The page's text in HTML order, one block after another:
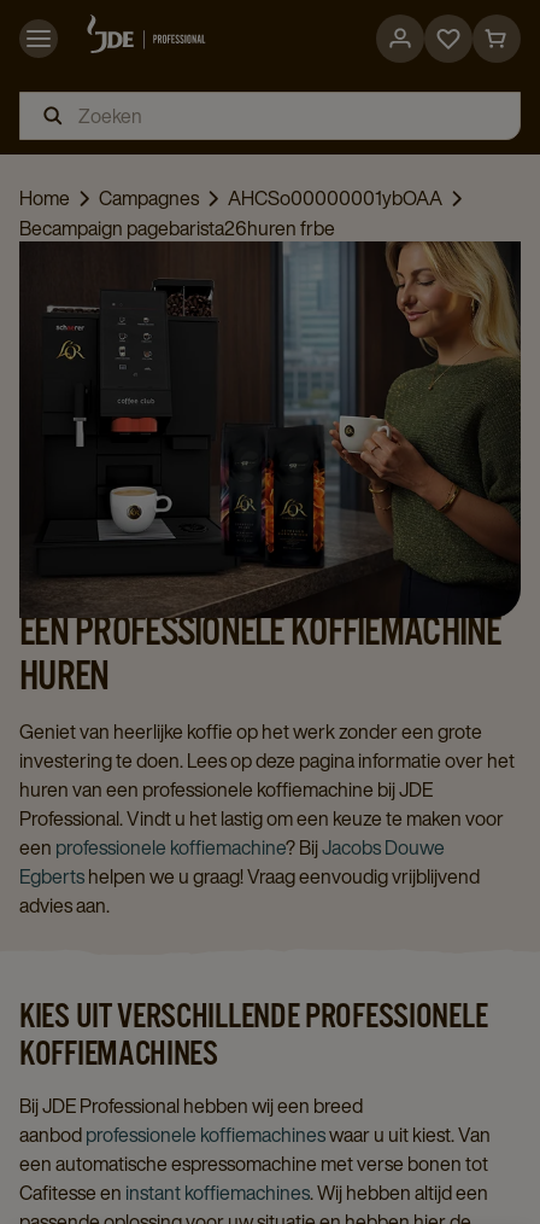
Go
page
Go
page
Home Campagnes
AHCSo00000001ybOAA
Becampaign pagebarista26huren frbe
EEN PROFESSIONELE KOFFIEMACHINE
HUREN
Geniet van heerlijke koffie op het werk zonder een grote
investering te doen. Lees op deze pagina informatie over het
huren van een professionele koffiemachine bij JDE
Professional. Vindt u het lastig om een keuze te maken voor
een professionele koffiemachine? BijJacobs Douwe
Egbertshelpen we u graag! Vraag eenvoudig vrijblijvend
advies aan.
KIES UIT VERSCHILLENDE PROFESSIONELE
KOFFIEMACHINES
Bij JDE Professional hebben wij een breed
aanbodprofessionele koffiemachineswaar u uit kiest. Van
een automatische espressomachine met verse bonen tot
Cafitesse en instant koffiemachines. Wij hebben altijd een